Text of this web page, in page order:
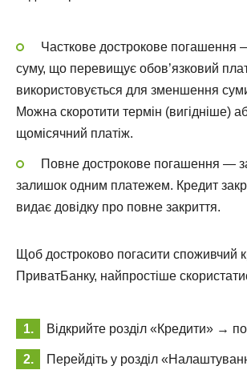
Часткове дострокове погашення
суму, що перевищує обов’язковий
використовується для зменшення
Можна скоротити термін (вигідніше)
щомісячний платіж.
Повне дострокове погашення —
залишок одним платежем. Кредит
видає довідку про повне закриття.
Щоб достроково погасити споживчий
ПриватБанку, найпростіше
Відкрийте розділ «Кредити» →
Перейдіть у розділ